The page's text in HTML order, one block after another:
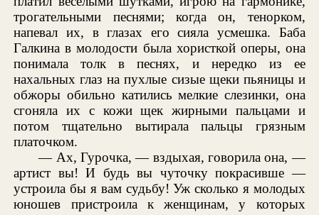
трогательными песнями; когда он, тенорком,
напевал их, в глазах его сияла усмешка. Баба
Галкина в молодости была хористкой оперы, она
понимала толк в песнях, и нередко из ее
нахальных глаз на пухлые сизые щеки пьяницы и
обжоры обильно катились мелкие слезинки, она
сгоняла их с кожи щек жирными пальцами и
потом тщательно вытирала пальцы грязным
платочком.
— Ах, Гурочка, — вздыхая, говорила она, —
артист вы! И будь вы чуточку покрасивше —
устроила бы я вам судьбу! Уж сколько я молодых
юношев пристроила к женщинам, у которых